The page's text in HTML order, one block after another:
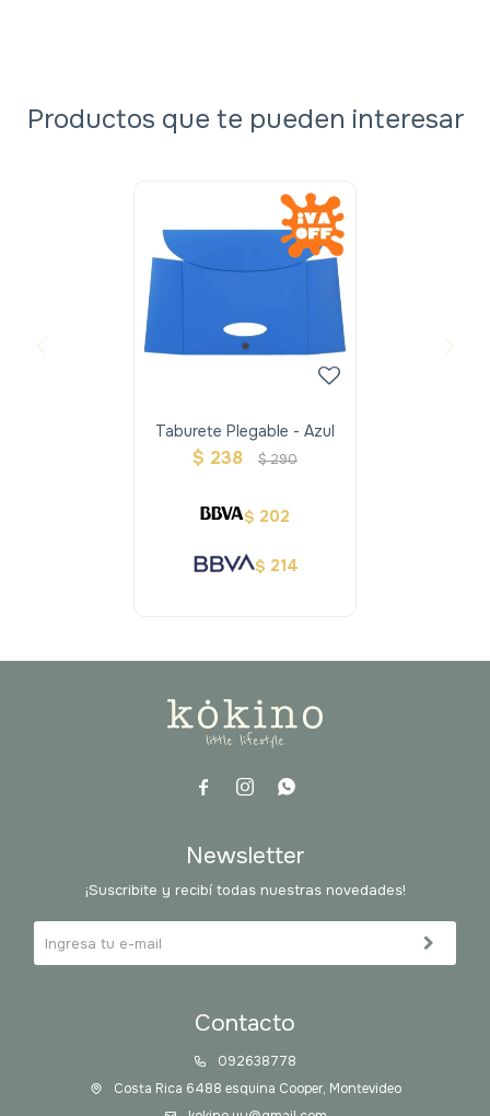
Productos que te pueden interesar
Taburete Plegable - Azul
$ 238 $290
$ 202
$ 214
  
Contacto
092638778
Costa Rica 6488 esquina Cooper, Montevideo
Newsletter
¡Suscribite y recibí todas nuestras novedades!